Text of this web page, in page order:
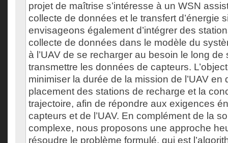
projet de maîtrise s’intéresse à un WSN
collecte de données et le transfert d’énergie
envisageons également d’intégrer des
collecte de données dans le modèle du
à l’UAV de se recharger au besoin le long de
transmettre les données de capteurs.
minimiser la durée de la mission de l’UAV en
placement des stations de recharge et la
trajectoire, afin de répondre aux exigences
capteurs et de l’UAV. En complément de la
complexe, nous proposons une approche
résoudre le problème formulé, qui est